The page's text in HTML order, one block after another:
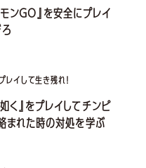
ンGO』を安全にプレイ
レイして生き残れ！
く』をプレイしてチンピ
まれた時の対処を学ぶ